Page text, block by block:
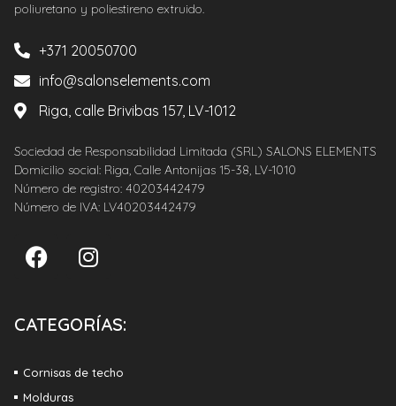
poliuretano y poliestireno extruido.
+371 20050700
info@salonselements.com
Riga, calle Brivibas 157, LV-1012
Sociedad de Responsabilidad Limitada (SRL) SALONS ELEMENTS
Domicilio social: Riga, Calle Antonijas 15-38, LV-1010
Número de registro: 40203442479
Número de IVA: LV40203442479
CATEGORÍAS:
Cornisas de techo
Molduras